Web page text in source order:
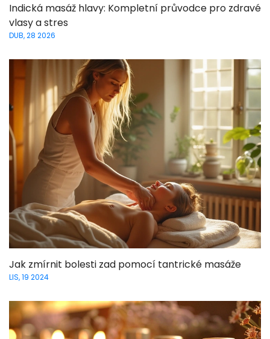
Indická masáž hlavy: Kompletní průvodce pro zdravé
vlasy a stres
DUB, 28 2026
Jak zmírnit bolesti zad pomocí tantrické masáže
LIS, 19 2024